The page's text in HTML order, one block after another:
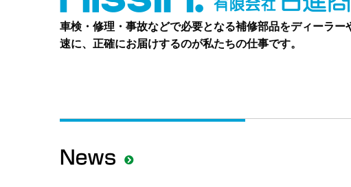
車検・修理・事故などで必要となる補修部品をディーラー
速に、正確にお届けするのが私たちの仕事です。